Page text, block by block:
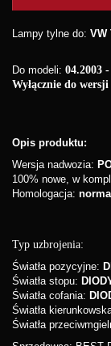
Lampy tylne do: VW
Do modeli: 04.2003
Wyłącznie do
Opis produktu:
Wersja nadwozia:
100% nowe, w
Homologacja:
Typ uzbrojenia:
Światła pozycyjne:
Światła stopu:
Światła cofania:
Światła
Światła